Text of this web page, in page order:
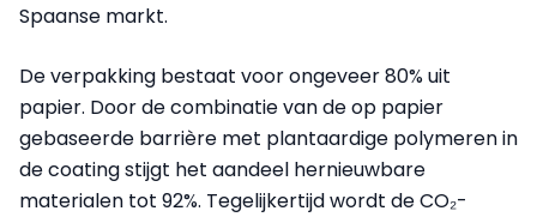
Spaanse markt.
De verpakking bestaat voor ongeveer 80% uit
papier. Door de combinatie van de op papier
gebaseerde barrière met plantaardige polymeren in
de coating stijgt het aandeel hernieuwbare
materialen tot 92%. Tegelijkertijd wordt de CO₂-